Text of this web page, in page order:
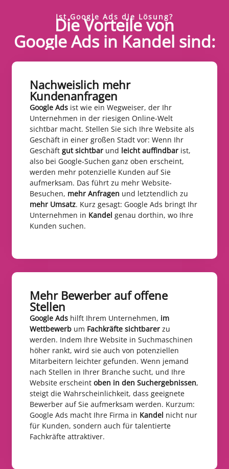
Ist Google Ads die Lösung?
Die Vorteile von
Google Ads in Kandel sind:
Nachweislich mehr
Kundenanfragen​
Google Ads ist wie ein Wegweiser, der Ihr
Unternehmen in der riesigen Online-Welt
sichtbar macht. Stellen Sie sich Ihre Website als
Geschäft in einer großen Stadt vor: Wenn Ihr
Geschäft gut sichtbar und leicht auffindbar ist,
also bei Google-Suchen ganz oben erscheint,
werden mehr potenzielle Kunden auf Sie
aufmerksam. Das führt zu mehr Website-
Besuchen, mehr Anfragen und letztendlich zu
mehr Umsatz. Kurz gesagt: Google Ads bringt Ihr
Unternehmen in Kandel genau dorthin, wo Ihre
Kunden suchen.
Mehr Bewerber auf offene
Stellen​
Google Ads hilft Ihrem Unternehmen, im
Wettbewerb um Fachkräfte sichtbarer zu
werden. Indem Ihre Website in Suchmaschinen
höher rankt, wird sie auch von potenziellen
Mitarbeitern leichter gefunden. Wenn jemand
nach Stellen in Ihrer Branche sucht, und Ihre
Website erscheint oben in den Suchergebnissen,
steigt die Wahrscheinlichkeit, dass geeignete
Bewerber auf Sie aufmerksam werden. Kurzum:
Google Ads macht Ihre Firma in Kandel nicht nur
für Kunden, sondern auch für talentierte
Fachkräfte attraktiver.